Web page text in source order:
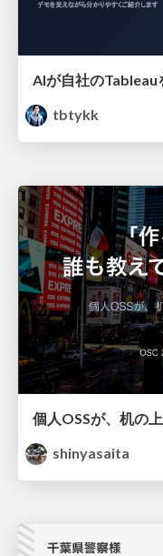
tbtykk
個人OSSが、机の
shinyasaita